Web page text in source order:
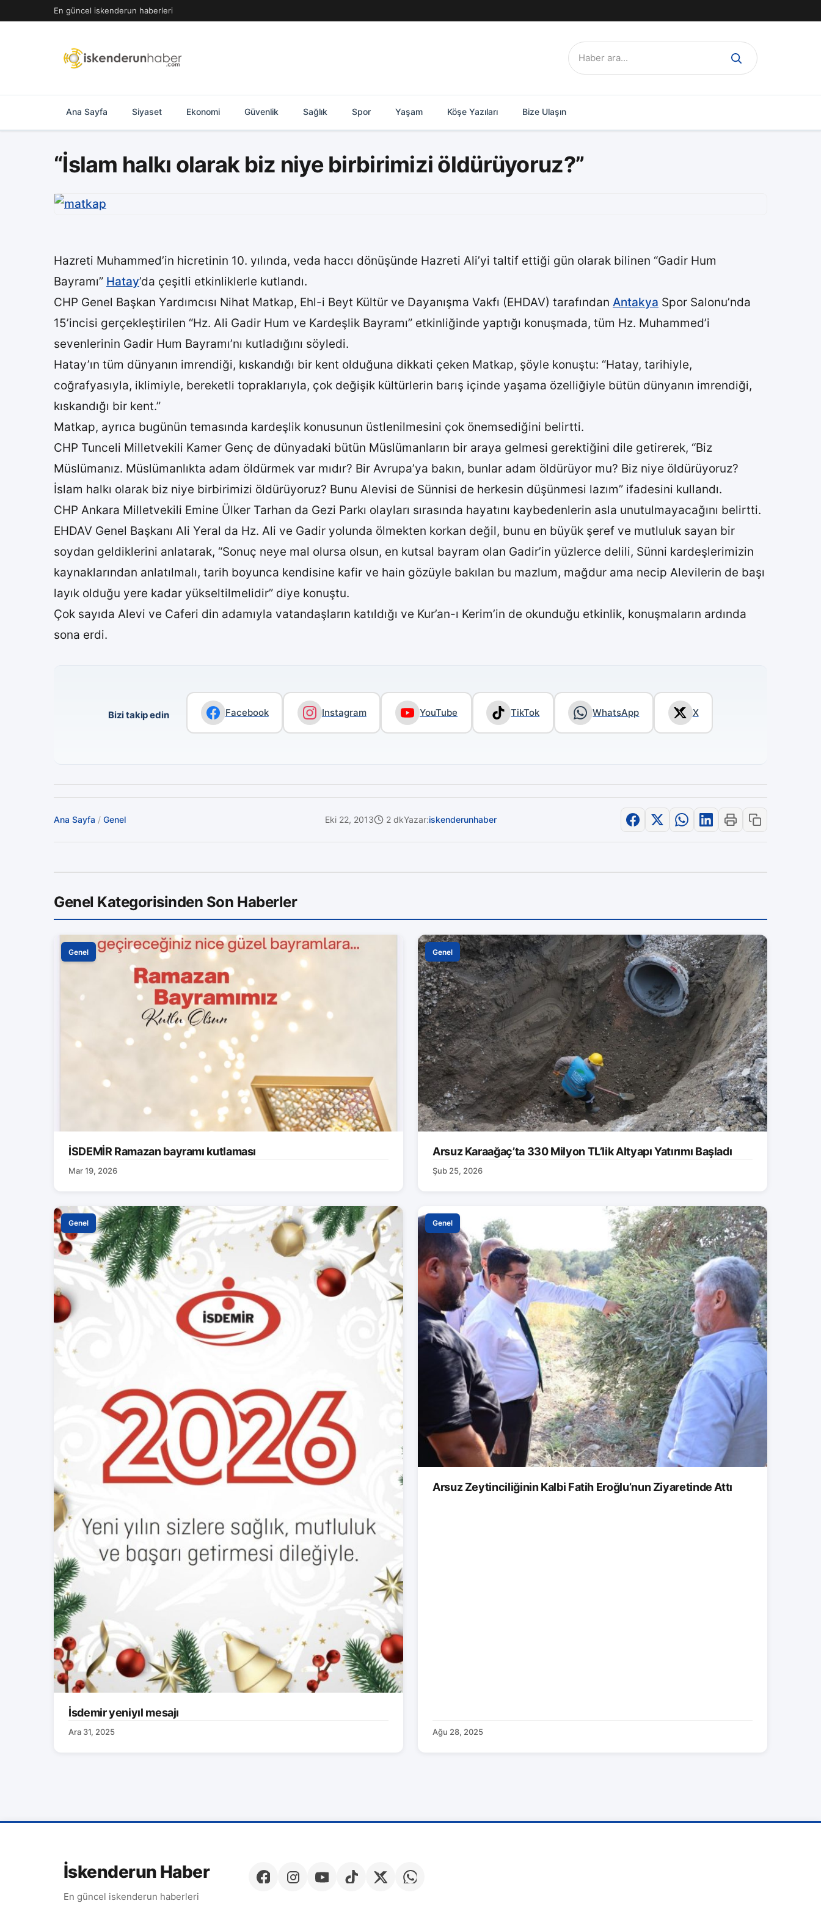
geç
En güncel iskenderun haberleri
Ara:
Ana Sayfa Siyaset Ekonomi Güvenlik Sağlık Spor Yaşam Köşe Yazıları Bize Ulaşın
“İslam halkı olarak biz niye birbirimizi öldürüyoruz?”
Hazreti Muhammed’in hicretinin 10. yılında, veda haccı dönüşünde Hazreti Ali’yi taltif ettiği gün olarak bilinen “Gadir Hum
Bayramı” Hatay’da çeşitli etkinliklerle kutlandı.
CHP Genel Başkan Yardımcısı Nihat Matkap, Ehl-i Beyt Kültür ve Dayanışma Vakfı (EHDAV) tarafından Antakya Spor Salonu’nda
15’incisi gerçekleştirilen “Hz. Ali Gadir Hum ve Kardeşlik Bayramı” etkinliğinde yaptığı konuşmada, tüm Hz. Muhammed’i
sevenlerinin Gadir Hum Bayramı’nı kutladığını söyledi.
Hatay’ın tüm dünyanın imrendiği, kıskandığı bir kent olduğuna dikkati çeken Matkap, şöyle konuştu: “Hatay, tarihiyle,
coğrafyasıyla, iklimiyle, bereketli topraklarıyla, çok değişik kültürlerin barış içinde yaşama özelliğiyle bütün dünyanın imrendiği,
kıskandığı bir kent.”
Matkap, ayrıca bugünün temasında kardeşlik konusunun üstlenilmesini çok önemsediğini belirtti.
CHP Tunceli Milletvekili Kamer Genç de dünyadaki bütün Müslümanların bir araya gelmesi gerektiğini dile getirerek, “Biz
Müslümanız. Müslümanlıkta adam öldürmek var mıdır? Bir Avrupa’ya bakın, bunlar adam öldürüyor mu? Biz niye öldürüyoruz?
İslam halkı olarak biz niye birbirimizi öldürüyoruz? Bunu Alevisi de Sünnisi de herkesin düşünmesi lazım” ifadesini kullandı.
CHP Ankara Milletvekili Emine Ülker Tarhan da Gezi Parkı olayları sırasında hayatını kaybedenlerin asla unutulmayacağını belirtti.
EHDAV Genel Başkanı Ali Yeral da Hz. Ali ve Gadir yolunda ölmekten korkan değil, bunu en büyük şeref ve mutluluk sayan bir
soydan geldiklerini anlatarak, “Sonuç neye mal olursa olsun, en kutsal bayram olan Gadir’in yüzlerce delili, Sünni kardeşlerimizin
kaynaklarından anlatılmalı, tarih boyunca kendisine kafir ve hain gözüyle bakılan bu mazlum, mağdur ama necip Alevilerin de başı
layık olduğu yere kadar yükseltilmelidir” diye konuştu.
Çok sayıda Alevi ve Caferi din adamıyla vatandaşların katıldığı ve Kur’an-ı Kerim’in de okunduğu etkinlik, konuşmaların ardında
sona erdi.
Bizi takip edin Facebook Instagram YouTube TikTok WhatsApp X
Ana Sayfa / Genel Eki 22, 2013 2 dkYazar:iskenderunhaber
Genel Kategorisinden Son Haberler
Genel
İSDEMİR Ramazan bayramı kutlaması
Mar 19, 2026
Genel
Arsuz Karaağaç’ta 330 Milyon TL’lik Altyapı Yatırımı Başladı
Şub 25, 2026
Genel
İsdemir yeniyıl mesajı
Ara 31, 2025
Genel
Arsuz Zeytinciliğinin Kalbi Fatih Eroğlu’nun Ziyaretinde Attı
Ağu 28, 2025
İskenderun Haber
En güncel iskenderun haberleri